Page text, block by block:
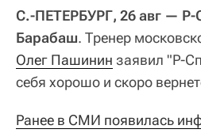
С.-ПЕТЕРБУРГ, 26 авг — Р-
Барабаш. Тренер
Олег Пашинин заявил "Р-
себя хорошо и скоро
Ранее в СМИ появилась